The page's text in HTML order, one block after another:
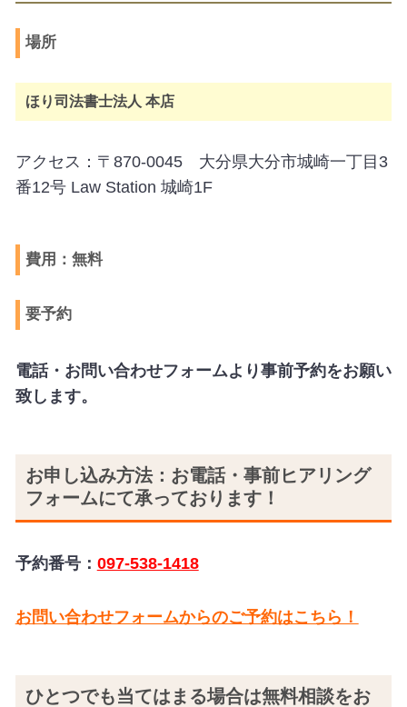
場所
ほり司法書士法人 本店
アクセス：〒870-0045 大分県大分市城崎一丁目3
番12号 Law Station 城崎1F
費用：無料
要予約
電話・お問い合わせフォームより事前予約をお願い
致します。
お申し込み方法：お電話・事前ヒアリング
フォームにて承っております！
予約番号： 097-538-1418
お問い合わせフォームからのご予約はこちら！
ひとつでも当てはまる場合は無料相談をお